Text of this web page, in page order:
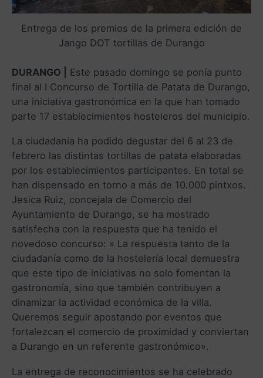
Entrega de los premios de la primera edición de
Jango DOT tortillas de Durango
DURANGO |
Este pasado domingo se ponía punto
final al I Concurso de Tortilla de Patata de Durango,
una iniciativa gastronómica en la que han tomado
parte 17 establecimientos hosteleros del municipio.
La ciudadanía ha podido degustar del 6 al 23 de
febrero las distintas tortillas de patata elaboradas
por los establecimientos participantes. En total se
han dispensado en torno a más de 10.000 pintxos.
Jesica Ruiz, concejala de Comercio del
Ayuntamiento de Durango, se ha mostrado
satisfecha con la respuesta que ha tenido el
novedoso concurso: » La respuesta tanto de la
ciudadanía como de la hostelería local demuestra
que este tipo de iniciativas no solo fomentan la
gastronomía, sino que también contribuyen a
dinamizar la actividad económica de la villa.
Queremos seguir apostando por eventos que
fortalezcan el comercio de proximidad y conviertan
a Durango en un referente gastronómico».
La entrega de reconocimientos se ha celebrado